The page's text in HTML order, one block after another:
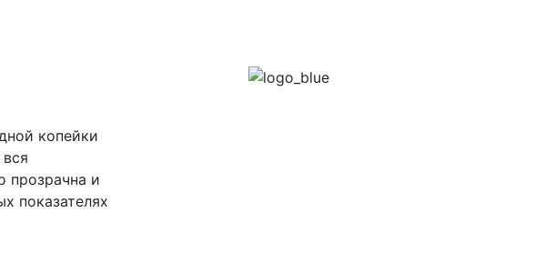
копейки
прозрачна и
показателях